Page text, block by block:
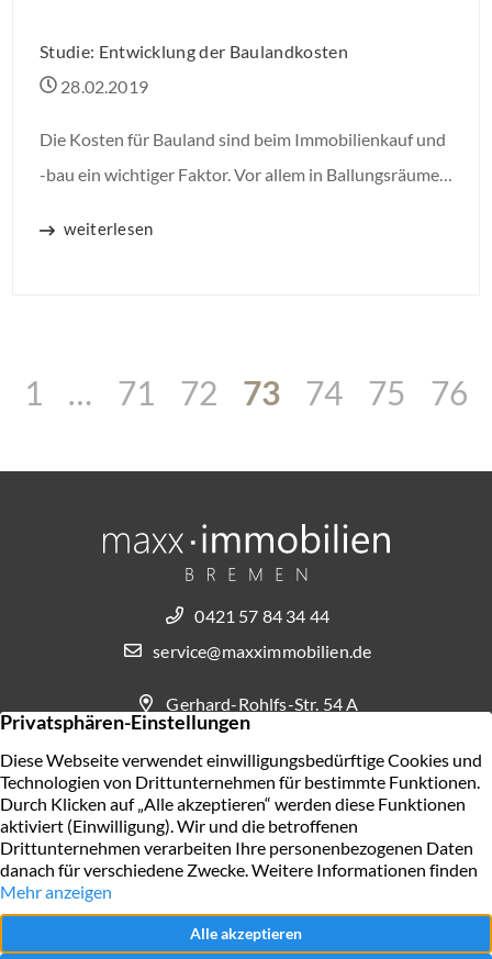
Studie: Entwicklung der Baulandkosten
28.02.2019
Die Kosten für Bauland sind beim Immobilienkauf und
-bau ein wichtiger Faktor. Vor allem in Ballungsräumen
weiterlesen
1 … 71 72 73 74 75 76
Gerhard-Rohlfs-Str. 54 A
28757 Bremen
0421 57 84 34 44
service@maxximmobilien.de
KONTAKT AUFNEHMEN
AGB Widerrufsbelehrung für Verbraucher
Impressum
Datenschutz